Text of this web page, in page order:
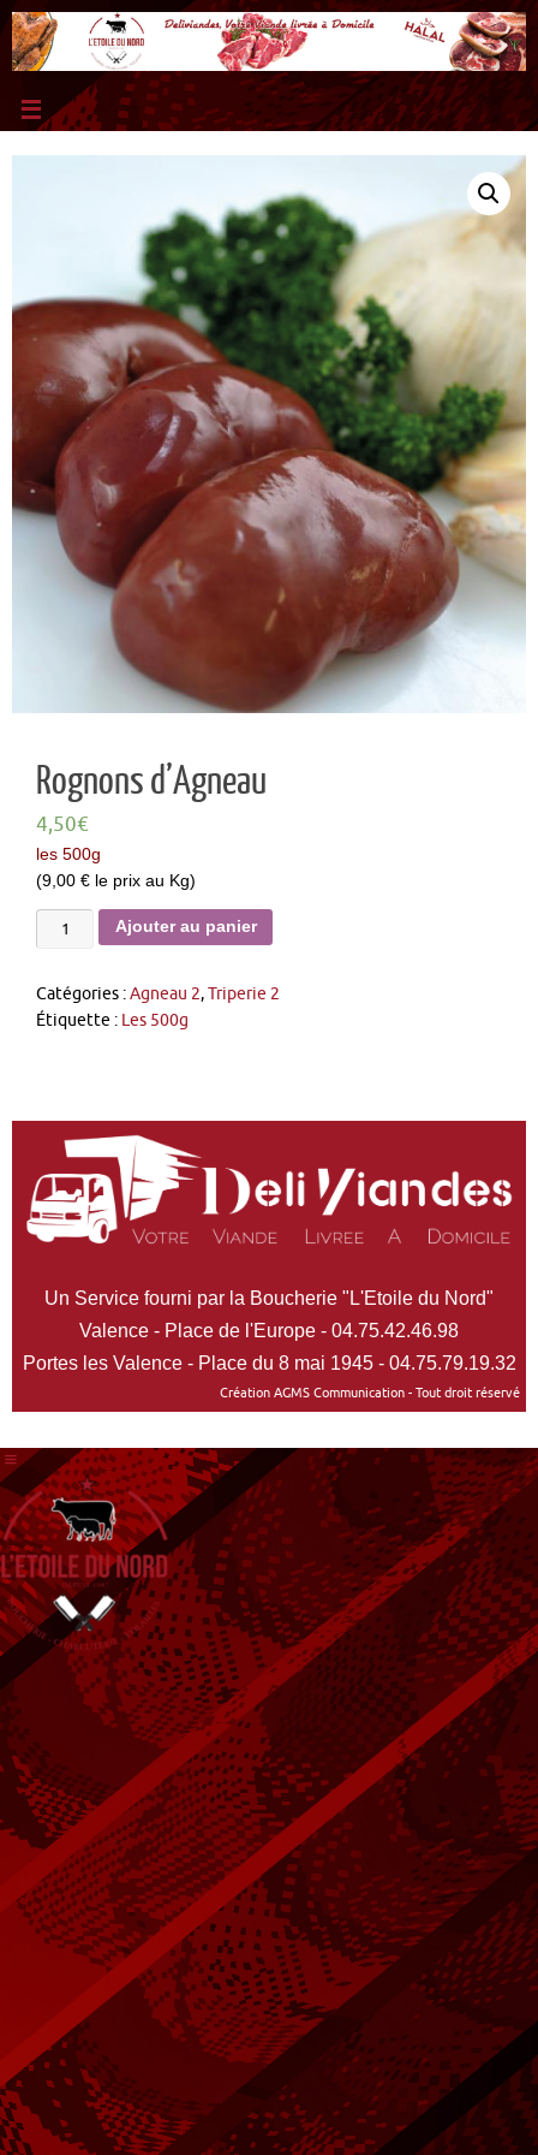
Rognons d’Agneau
4,50€
les 500g
(9,00 € le prix au Kg)
Ajouter au panier
Catégories :Agneau 2,Triperie 2
Étiquette : Les 500g
Un Service fourni par la Boucherie "L'Etoile du Nord"
Valence - Place de l'Europe - 04.75.42.46.98
Portes les Valence - Place du 8 mai 1945 - 04.75.79.19.32
Création AGMS Communication - Tout droit réservé